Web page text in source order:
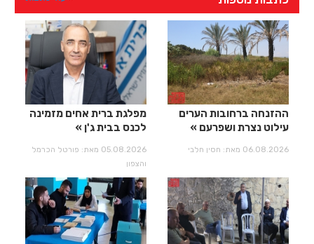
ההזנחה ברחובות הערים
עילוט נצרת ושפרעם
06.08.2026 מאת: חסין חלבי
מפלגת ברית אחים מזמינה
לכנס בבית ג'ן
05.08.2026 מאת: פורטל הכרמל
והצפון